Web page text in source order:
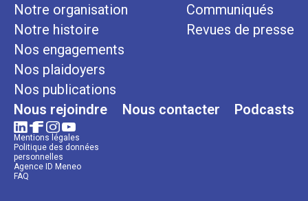
Notre organisation
Notre histoire
Nos engagements
Nos plaidoyers
Nos publications
Communiqués
Revues de presse
Nous rejoindre Nous contacter Podcasts
Mentions légales
Politique des données
personnelles
Agence ID Meneo
FAQ